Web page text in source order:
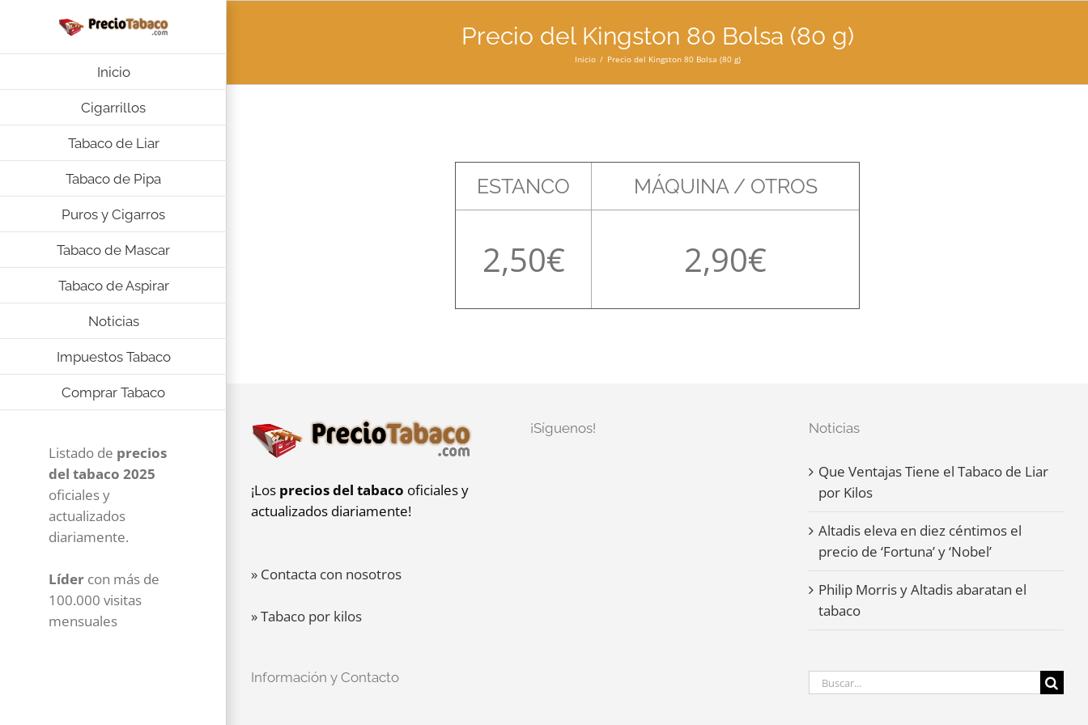
contenido
Inicio
Cigarrillos
Tabaco de Liar
Tabaco de Pipa
Puros y Cigarros
Tabaco de Mascar
Tabaco de Aspirar
Noticias
Impuestos Tabaco
Comprar Tabaco
Listado de precios
del tabaco 2025
oficiales y
actualizados
diariamente.
Líder con más de
100.000 visitas
mensuales
Precio del Kingston 80 Bolsa (80 g)
Inicio Precio del Kingston 80 Bolsa (80 g)
ESTANCO MÁQUINA / OTROS
2,50 2,90
¡Los precios del tabaco oficiales y
actualizados diariamente!
» Contacta con nosotros
» Tabaco por kilos
Información y Contacto
¡Síguenos! Noticias
Que Ventajas Tiene el Tabaco de Liar
por Kilos
Altadis eleva en diez céntimos el
precio de ‘Fortuna’ y ‘Nobel’
Philip Morris y Altadis abaratan el
tabaco
Buscar: